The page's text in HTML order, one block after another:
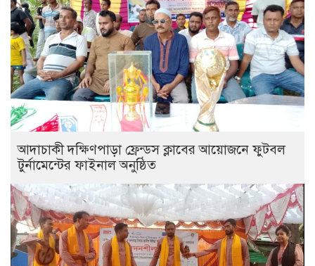
আদাচাকী দক্ষিণপাড়া ফ্রেন্ডস ক্লাবের আয়োজনে ফুটবল
টুর্নামেন্টের ফাইনাল অনুষ্ঠিত